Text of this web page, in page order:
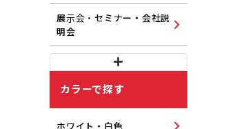
展示会・セミナー・会社説
明会
カラーで探す
ホワイト・白色